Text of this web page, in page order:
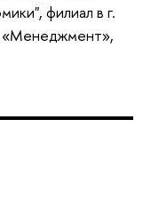
филиал в г.
«Менеджмент»,